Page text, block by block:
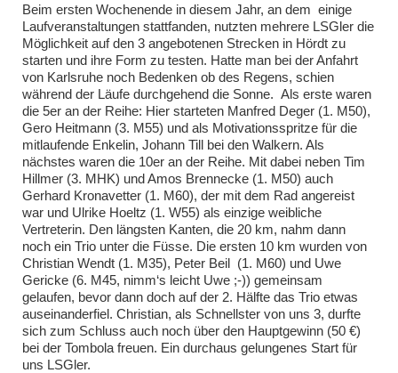
Beim ersten Wochenende in diesem Jahr, an dem einige
Laufveranstaltungen stattfanden, nutzten mehrere LSGler die
Möglichkeit auf den 3 angebotenen Strecken in Hördt zu
starten und ihre Form zu testen. Hatte man bei der Anfahrt
von Karlsruhe noch Bedenken ob des Regens, schien
während der Läufe durchgehend die Sonne. Als erste waren
die 5er an der Reihe: Hier starteten Manfred Deger (1. M50),
Gero Heitmann (3. M55) und als Motivationsspritze für die
mitlaufende Enkelin, Johann Till bei den Walkern. Als
nächstes waren die 10er an der Reihe. Mit dabei neben Tim
Hillmer (3. MHK) und Amos Brennecke (1. M50) auch
Gerhard Kronavetter (1. M60), der mit dem Rad angereist
war und Ulrike Hoeltz (1. W55) als einzige weibliche
Vertreterin. Den längsten Kanten, die 20 km, nahm dann
noch ein Trio unter die Füsse. Die ersten 10 km wurden von
Christian Wendt (1. M35), Peter Beil (1. M60) und Uwe
Gericke (6. M45, nimm‘s leicht Uwe ;-)) gemeinsam
gelaufen, bevor dann doch auf der 2. Hälfte das Trio etwas
auseinanderfiel. Christian, als Schnellster von uns 3, durfte
sich zum Schluss auch noch über den Hauptgewinn (50 €)
bei der Tombola freuen. Ein durchaus gelungenes Start für
uns LSGler.